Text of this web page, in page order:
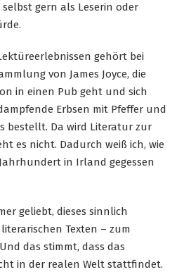
selbst gern als Leserin oder
gehört bei
von James Joyce, die
in einen Pub geht und sich
Erbsen mit Pfeffer und
bestellt. Da wird Literatur zur
es nicht. Dadurch weiß ich, wie
in Irland gegessen
geliebt, dieses sinnlich
Texten – zum
das stimmt, dass das
in der realen Welt stattfindet.